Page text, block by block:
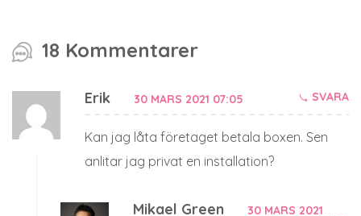
18 Kommentarer
Erik 30 MARS 2021 07:05 SVARA
Kan jag låta företaget betala boxen. Sen
anlitar jag privat en installation?
Mikael Green
30 MARS 2021